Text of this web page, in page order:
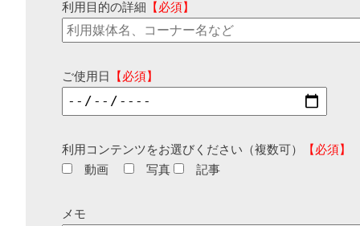
利用目的の詳細 【必須】
ご使用日 【必須】
利用コンテンツをお選びください（複数可）
【必須】
動画
写真 記事
メモ